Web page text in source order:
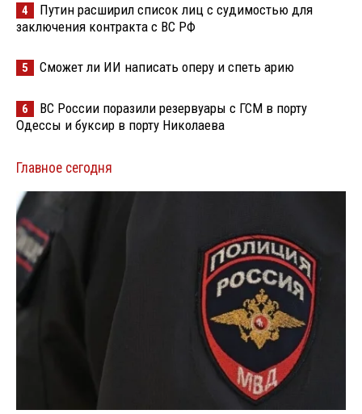
4
Путин расширил список лиц с судимостью для
заключения контракта с ВС РФ
5 Сможет ли ИИ написать оперу и спеть арию
6
ВС России поразили резервуары с ГСМ в порту
Одессы и буксир в порту Николаева
Главное сегодня